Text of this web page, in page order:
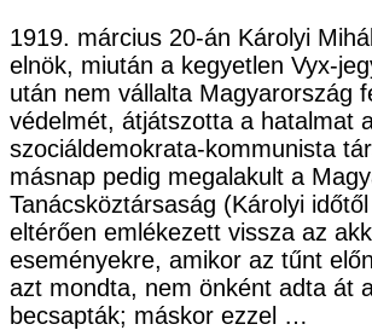
1919. március 20-án Károlyi
elnök, miután a kegyetlen Vyx-
után nem vállalta Magyarország
védelmét, átjátszotta a hatalmat
szociáldemokrata-kommunista
másnap pedig megalakult a
Tanácsköztársaság (Károlyi
eltérően emlékezett vissza az
eseményekre, amikor az tűnt
azt mondta, nem önként adta át
becsapták; máskor ezzel …